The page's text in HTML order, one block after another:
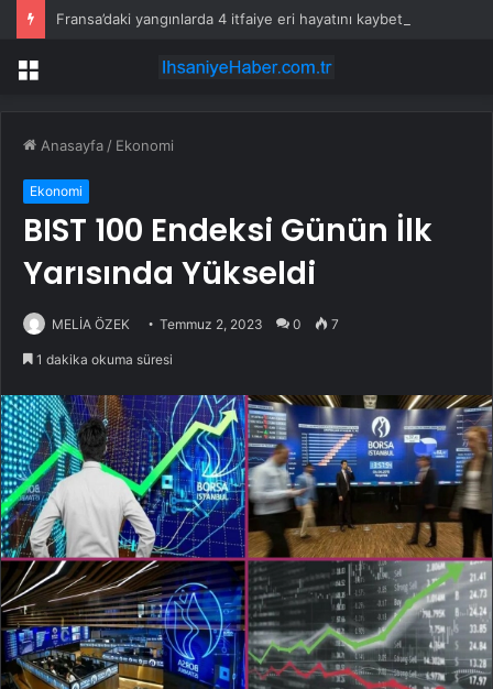
Fransa’daki yangınlarda 4 itfaiye eri hayatını kaybetti
Menü
Anasayfa / Ekonomi
Ekonomi
BIST 100 Endeksi Günün İlk
Yarısında Yükseldi
MELİA ÖZEK Temmuz 2, 2023 0 7
1 dakika okuma süresi